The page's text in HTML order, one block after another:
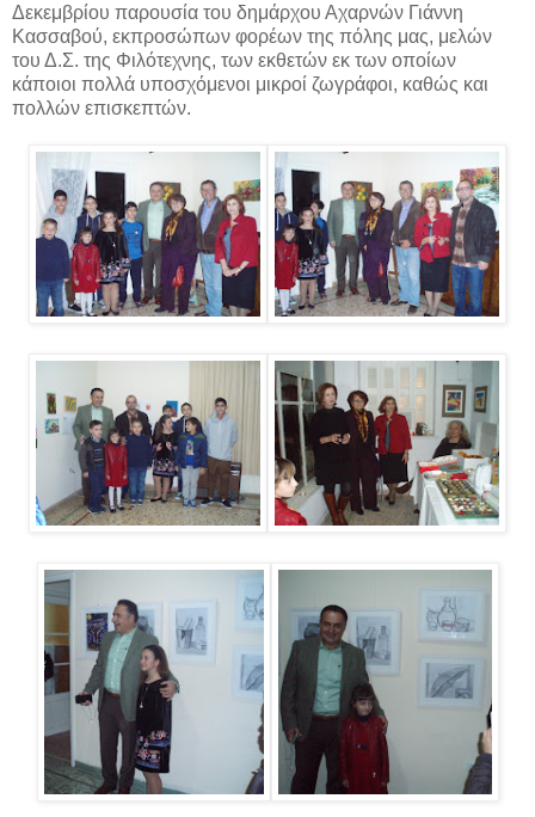
Δεκεμβρίου παρουσία του δημάρχου Αχαρνών Γιάννη
Κασσαβού, εκπροσώπων φορέων της πόλης μας, μελών
του Δ.Σ. της Φιλότεχνης, των εκθετών εκ των οποίων
κάποιοι πολλά υποσχόμενοι μικροί ζωγράφοι, καθώς και
πολλών επισκεπτών.